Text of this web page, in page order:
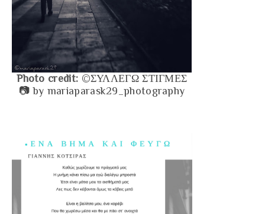
Photo credit: ©ΣΥΛΛΕΓΩ ΣΤΙΓΜΕΣ
📷 by mariaparask29_photography